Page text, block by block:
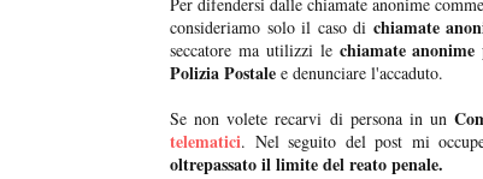
consideriamo solo il caso di chiamate
seccatore ma utilizzi le chiamate
Polizia Postale e denunciare l'accaduto.
Se non volete recarvi di persona in un
telematici. Nel seguito del post mi
oltrepassato il limite del reato penale.